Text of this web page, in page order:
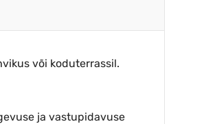
või koduterrassil.
ja vastupidavuse